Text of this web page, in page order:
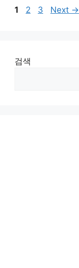
Page
1 Page
2 Page
3 Next →
검색